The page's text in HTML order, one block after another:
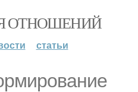
ОТНОШЕНИЙ
статьи